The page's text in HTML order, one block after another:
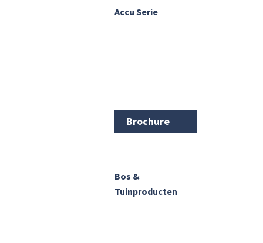
Accu Serie
Brochure
Bos &
Tuinproducten